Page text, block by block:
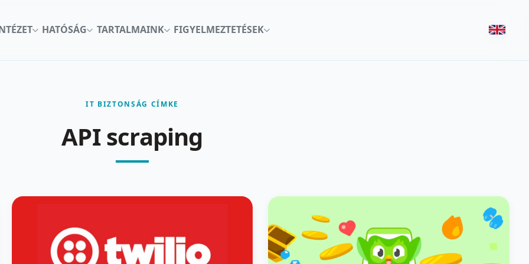
HATÓSÁG TARTALMAINK FIGYELMEZTETÉSEK
IT BIZTONSÁG CÍMKE
API scraping